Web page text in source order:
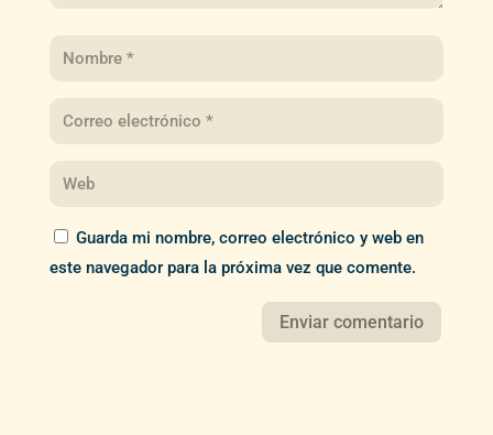
Guarda mi nombre, correo electrónico y web en
este navegador para la próxima vez que comente.